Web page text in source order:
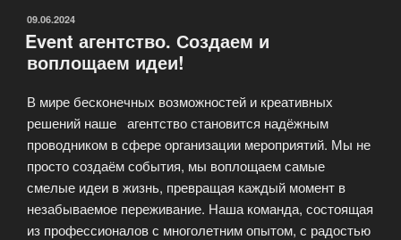
индивидуальный
подход
Вашему
событию!»
ОПУБЛИКОВАНО
09.06.2024
Event агентство. Создаем и
воплощаем идеи!
В мире бесконечных возможностей и креативных
решений наше агентство становится надёжным
проводником в сфере организации мероприятий. Мы не
просто создаём события, мы воплощаем самые
смелые идеи в жизнь, превращая каждый момент в
незабываемое переживание. Наша команда, состоящая
из профессионалов с многолетним опытом, с радостью